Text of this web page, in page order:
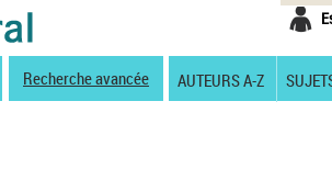
Recherche avancée AUTEURS A-Z